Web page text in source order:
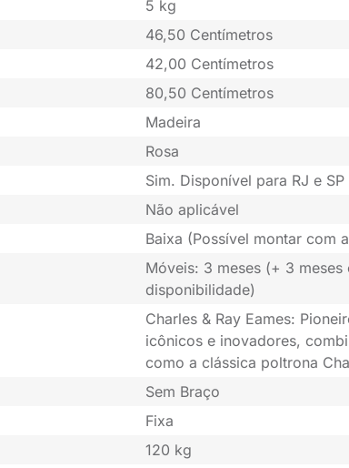
5 kg
46,50 Centímetros
42,00 Centímetros
80,50 Centímetros
Madeira
Rosa
Sim. Disponível para RJ e
Não aplicável
Baixa (Possível montar com
Móveis: 3 meses (+ 3
disponibilidade)
Charles & Ray Eames:
icônicos e inovadores,
como a clássica poltrona
Sem Braço
Fixa
120 kg